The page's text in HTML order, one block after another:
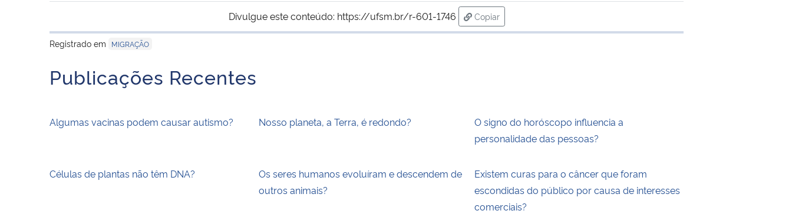
Divulgue este conteúdo: https://ufsm.br/r-601-1746
Copiar
para área de transferência
Registrado em
MIGRAÇÃO
Publicações Recentes
Algumas vacinas podem causar autismo? Nosso planeta, a Terra, é redondo?
O signo do horóscopo influencia a
personalidade das pessoas?
Células de plantas não têm DNA?
Os seres humanos evoluíram e descendem de
outros animais?
Existem curas para o câncer que foram
escondidas do público por causa de interesses
comerciais?